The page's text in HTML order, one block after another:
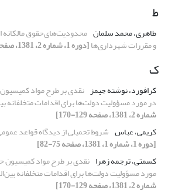
ط
طاهری، محمد سلمان محدودیت‌های‌حقوق
و مقررات‌ شهرداری‌ها[دوره 1، شماره 2، 1381، صفحه 79-97]
ک
کرافورد، نوشته جیمز نقدی‌ بر طرح‌ مواد
در مورد مسؤولیت‌ دولت‌ها برای‌ اقدامات‌ متخلفانه‌
شماره 2، 1381، صفحه 129-170]
کریمی، عباس شروط‌ تحمیلی‌ از دیدگاه‌ قواعد
[دوره 1، شماره 1، 1381، صفحه 75-82]
کسمتی، ترجمه زهرا نقدی‌ بر طرح‌ مواد کمیسیون‌
مورد مسؤولیت‌ دولت‌ها برای‌ اقدامات‌ متخلفانه‌
شماره 2، 1381، صفحه 129-170]